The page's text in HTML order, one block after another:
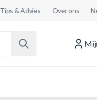
Tips & Advies Over ons